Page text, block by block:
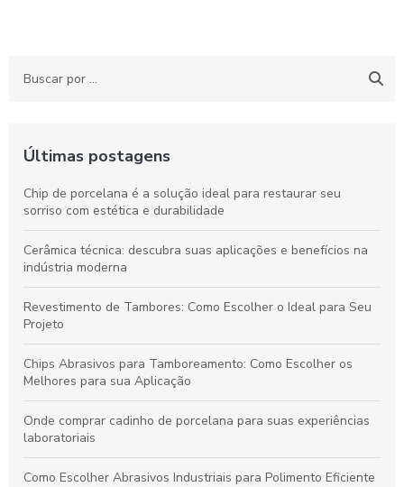
Últimas postagens
Chip de porcelana é a solução ideal para restaurar seu
sorriso com estética e durabilidade
Cerâmica técnica: descubra suas aplicações e benefícios na
indústria moderna
Revestimento de Tambores: Como Escolher o Ideal para Seu
Projeto
Chips Abrasivos para Tamboreamento: Como Escolher os
Melhores para sua Aplicação
Onde comprar cadinho de porcelana para suas experiências
laboratoriais
Como Escolher Abrasivos Industriais para Polimento Eficiente